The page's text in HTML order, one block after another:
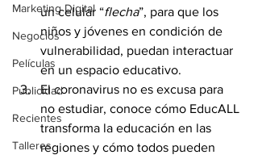
Marketing Digital
Negocios
Películas
Publicidad
Recientes
Talleres
un celular “flecha”, para que los
niños y jóvenes en condición de
vulnerabilidad, puedan interactuar
en un espacio educativo.
El coronavirus no es excusa para
no estudiar, conoce cómo EducALL
transforma la educación en las
regiones y cómo todos pueden